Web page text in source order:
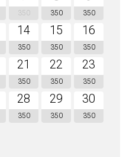
350 350 350
14
350
15
350
16
350
21
350
22
350
23
350
28
350
29
350
30
350